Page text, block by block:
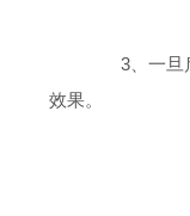
3、一旦启
效果。